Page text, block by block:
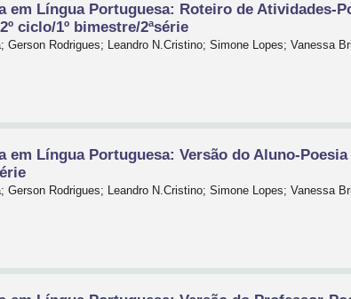
em Língua Portuguesa: Roteiro de Atividades-
ciclo/1º bimestre/2ªsérie
Gerson Rodrigues; Leandro N.Cristino; Simone Lopes; Vanessa
em Língua Portuguesa: Versão do Aluno-
Gerson Rodrigues; Leandro N.Cristino; Simone Lopes; Vanessa